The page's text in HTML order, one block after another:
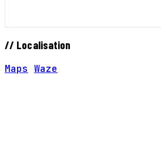
// Localisation
Maps Waze